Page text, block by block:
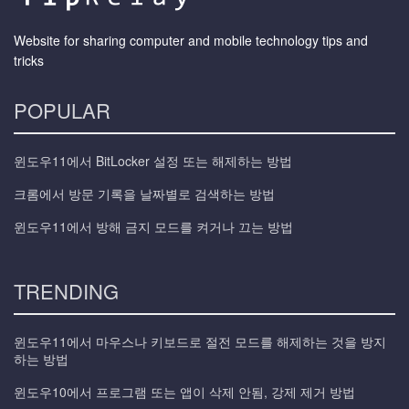
Website for sharing computer and mobile technology tips and
tricks
POPULAR
윈도우11에서 BitLocker 설정 또는 해제하는 방법
크롬에서 방문 기록을 날짜별로 검색하는 방법
윈도우11에서 방해 금지 모드를 켜거나 끄는 방법
TRENDING
윈도우11에서 마우스나 키보드로 절전 모드를 해제하는 것을 방지
하는 방법
윈도우10에서 프로그램 또는 앱이 삭제 안됨, 강제 제거 방법